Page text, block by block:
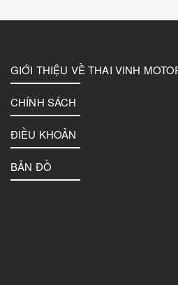
GIỚI THIỆU VỀ THAI VINH
CHÍNH SÁCH
ĐIỀU KHOẢN
BẢN ĐỒ